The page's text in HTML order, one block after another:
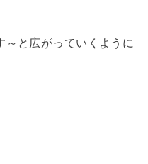
～と広がっていくように